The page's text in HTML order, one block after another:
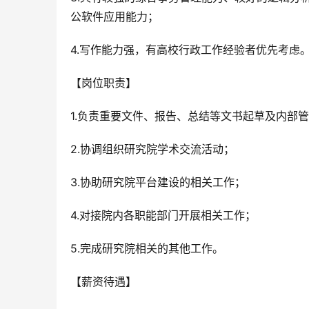
公软件应用能力；
4.写作能力强，有高校行政工作经验者优先考虑。
【岗位职责】
1.负责重要文件、报告、总结等文书起草及内部管
2.协调组织研究院学术交流活动；
3.协助研究院平台建设的相关工作；
4.对接院内各职能部门开展相关工作；
5.完成研究院相关的其他工作。
【薪资待遇】